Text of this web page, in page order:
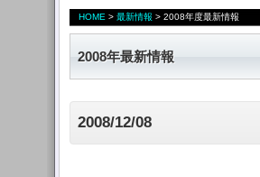
HOME > 最新情報 > 2008年度最新情報
2008年最新情報
2008/12/08